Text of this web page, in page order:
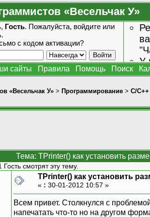
«Весельчак У»
Гость. Пожалуйста, войдите или
.
с кодом активации?
У
сайты Правила Помощь Поиск
«Весельчак У» > Программирование > C/C++
Тема: TPrinter() как установить
смотрят эту тему.
TPrinter() как установить
« : 30-01-2012 10:57 »
Всем привет. Столкнулся с
напечатать что-то но на другом